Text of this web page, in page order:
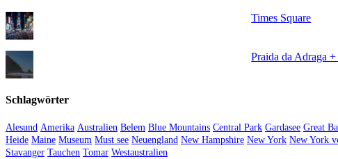
Times Square
Praida da Adraga
Schlagwörter
Alesund Amerika Australien Belem Blue Mountains Central Park Gardasee Great
Heide Maine Museum Must see Neuengland New Hampshire New York New York
Stavanger Tauchen Tomar Westaustralien